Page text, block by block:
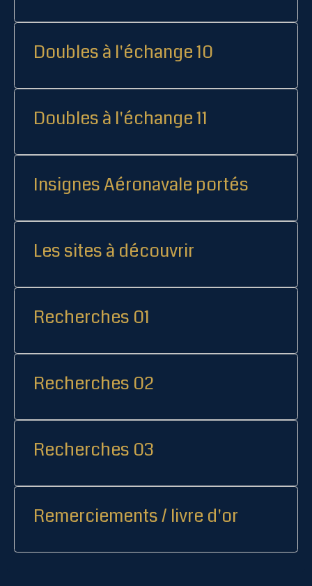
Doubles à l'échange 10
Doubles à l'échange 11
Insignes Aéronavale portés
Les sites à découvrir
Recherches 01
Recherches 02
Recherches 03
Remerciements / livre d'or